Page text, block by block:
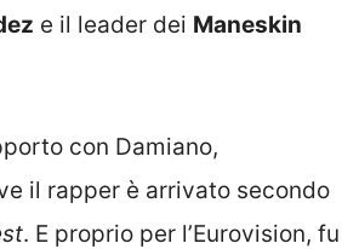
e il leader dei Maneskin
con Damiano,
il rapper è arrivato secondo
. E proprio per l’Eurovision, fu